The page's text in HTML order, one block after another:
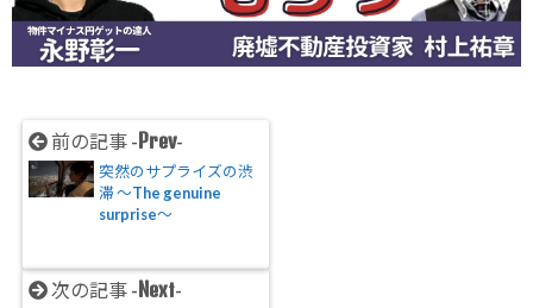
前の記事 -Prev-
突然のサプライズの渋
滞 〜The genuine
surprise〜
次の記事 -Next-